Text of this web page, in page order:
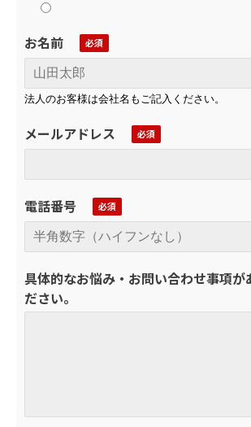
お名前
法人のお客様は会社名もご記入ください。
メールアドレス
電話番号
具体的なお悩み・お問い合わせ事項が
ださい。